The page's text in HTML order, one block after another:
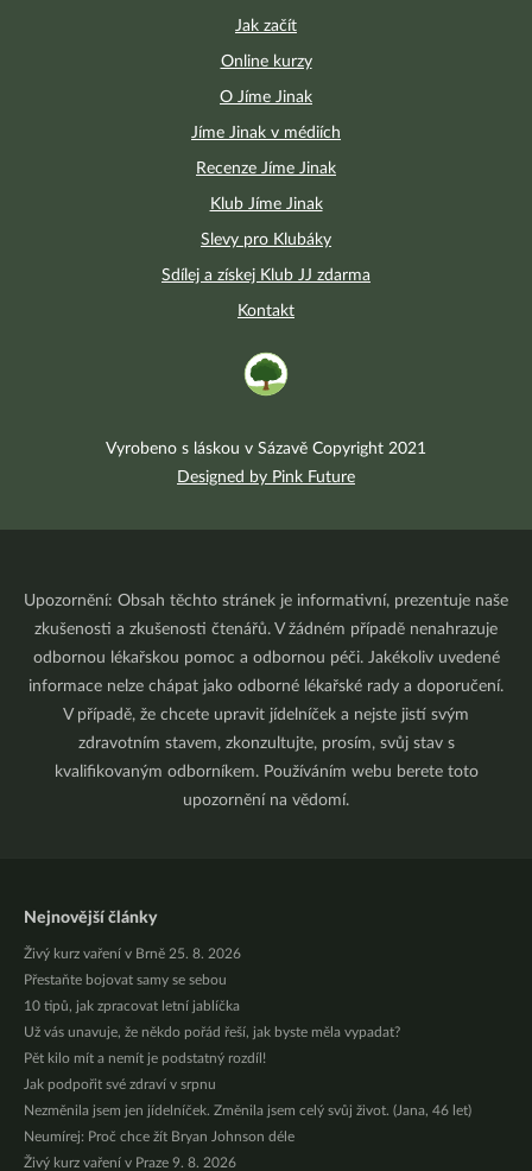
Jak začít
Online kurzy
O Jíme Jinak
Jíme Jinak v médiích
Recenze Jíme Jinak
Klub Jíme Jinak
Slevy pro Klubáky
Sdílej a získej Klub JJ zdarma
Kontakt
Vyrobeno s láskou v Sázavě Copyright 2021
Designed by Pink Future
Upozornění: Obsah těchto stránek je informativní, prezentuje naše
zkušenosti a zkušenosti čtenářů. V žádném případě nenahrazuje
odbornou lékařskou pomoc a odbornou péči. Jakékoliv uvedené
informace nelze chápat jako odborné lékařské rady a doporučení.
V případě, že chcete upravit jídelníček a nejste jistí svým
zdravotním stavem, zkonzultujte, prosím, svůj stav s
kvalifikovaným odborníkem. Používáním webu berete toto
upozornění na vědomí.
Nejnovější články
Živý kurz vaření v Brně 25. 8. 2026
Přestaňte bojovat samy se sebou
10 tipů, jak zpracovat letní jablíčka
Už vás unavuje, že někdo pořád řeší, jak byste měla vypadat?
Pět kilo mít a nemít je podstatný rozdíl!
Jak podpořit své zdraví v srpnu
Nezměnila jsem jen jídelníček. Změnila jsem celý svůj život. (Jana, 46 let)
Neumírej: Proč chce žít Bryan Johnson déle
Živý kurz vaření v Praze 9. 8. 2026